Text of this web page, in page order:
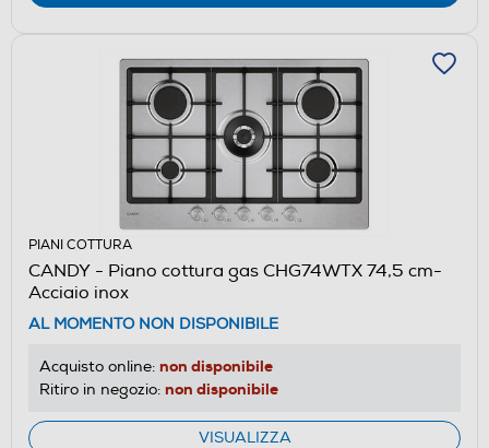
PIANI COTTURA
CANDY - Piano cottura gas CHG74WTX 74,5 cm-
Acciaio inox
AL MOMENTO NON DISPONIBILE
Acquisto online: non disponibile
Ritiro in negozio: non disponibile
VISUALIZZA